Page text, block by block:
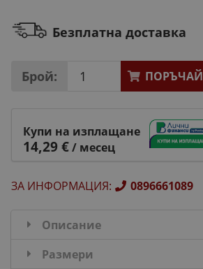
Безплатна доставка
Брой: ПОРЪЧАЙ
Купи на изплащане
14,29 €/ месец
ЗА ИНФОРМАЦИЯ: 0896661089
Описание
Размери